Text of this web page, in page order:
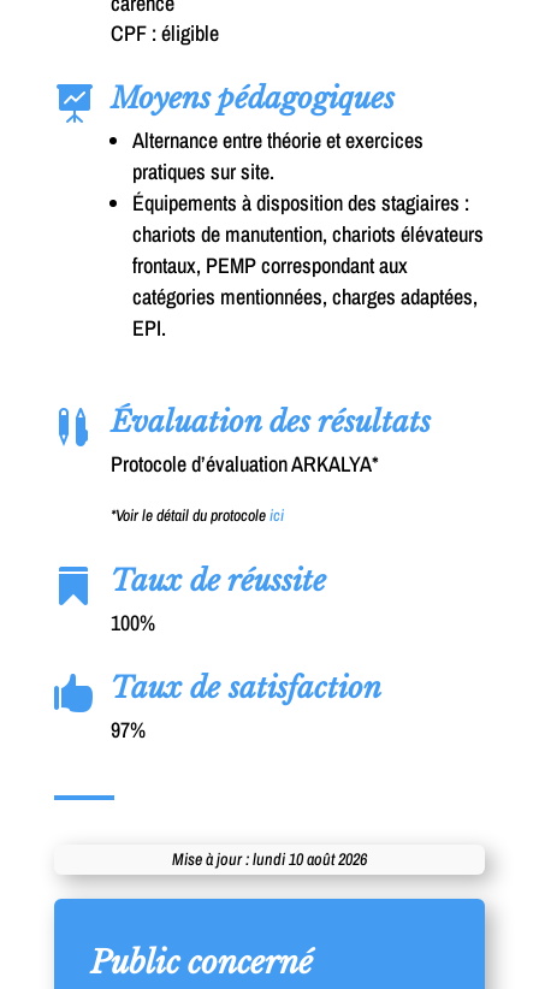
CPF : éligible
 Moyens pédagogiques
Alternance entre théorie et exercices
pratiques sur site.
Équipements à disposition des stagiaires :
chariots de manutention, chariots élévateurs
frontaux, PEMP correspondant aux
catégories mentionnées, charges adaptées,
EPI.
 Évaluation des résultats
Protocole d’évaluation ARKALYA*
*Voir le détail du protocoleici
 Taux de réussite
100%
 Taux de satisfaction
97%
Mise à jour : lundi 10 août 2026
Public concerné